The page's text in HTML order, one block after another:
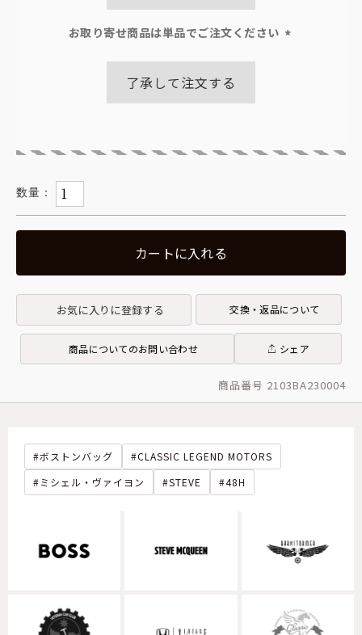
お取り寄せ商品は単品でご注文ください
了承して注文する
カートに入れる
お気に入りに登録する 交換・返品について
商品についてのお問い合わせ シェア
商品番号 2103BA230004
ボストンバッグ
CLASSIC LEGEND MOTORS
ミシェル・ヴァイヨン
STEVE 48H